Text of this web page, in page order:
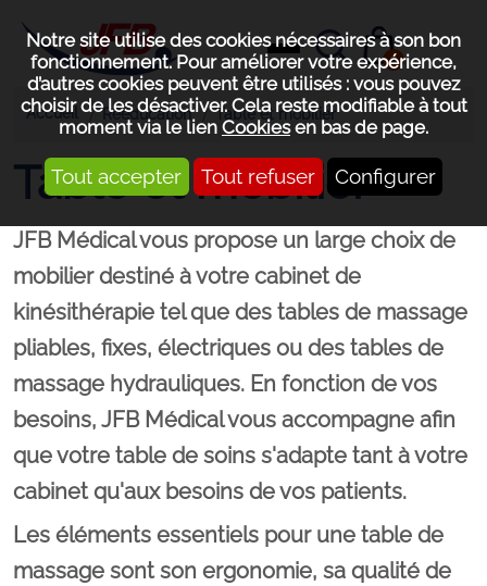
Notre site utilise des cookies nécessaires à son bon
fonctionnement. Pour améliorer votre expérience,
d’autres cookies peuvent être utilisés : vous pouvez
choisir de les désactiver. Cela reste modifiable à tout
moment via le lien Cookiesen bas de page.
Tout accepter Tout refuser Configurer
0
Accueil Rééducation Table et mobilier
Table et mobilier
JFB Médical vous propose un large choix de
mobilier destiné à votre cabinet de
kinésithérapie tel que des tables de massage
pliables, fixes, électriques ou des tables de
massage hydrauliques. En fonction de vos
besoins, JFB Médical vous accompagne afin
que votre table de soins s'adapte tant à votre
cabinet qu'aux besoins de vos patients.
Les éléments essentiels pour une table de
massage sont son ergonomie, sa qualité de